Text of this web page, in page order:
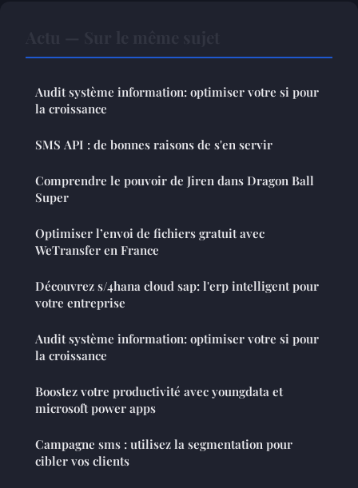
Audit système information: optimiser votre si pour
la croissance
SMS API : de bonnes raisons de s'en servir
Comprendre le pouvoir de Jiren dans Dragon Ball
Super
Optimiser l’envoi de fichiers gratuit avec
WeTransfer en France
Découvrez s/4hana cloud sap: l'erp intelligent pour
votre entreprise
Audit système information: optimiser votre si pour
la croissance
Boostez votre productivité avec youngdata et
microsoft power apps
Campagne sms : utilisez la segmentation pour
cibler vos clients